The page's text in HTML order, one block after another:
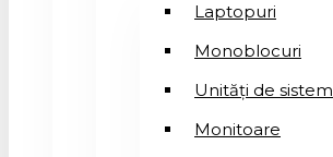
Laptopuri
Monoblocuri
Unități de sistem
Monitoare